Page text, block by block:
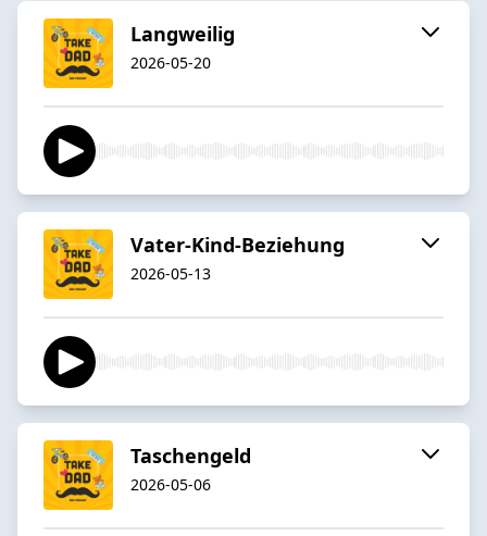
Langweilig
2026-05-20
Vater-Kind-Beziehung
2026-05-13
Taschengeld
2026-05-06